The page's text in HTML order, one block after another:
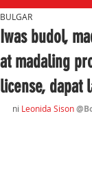
Iwas budol,
at madaling
license, dapat
BULGAR
ni Leonida Sison